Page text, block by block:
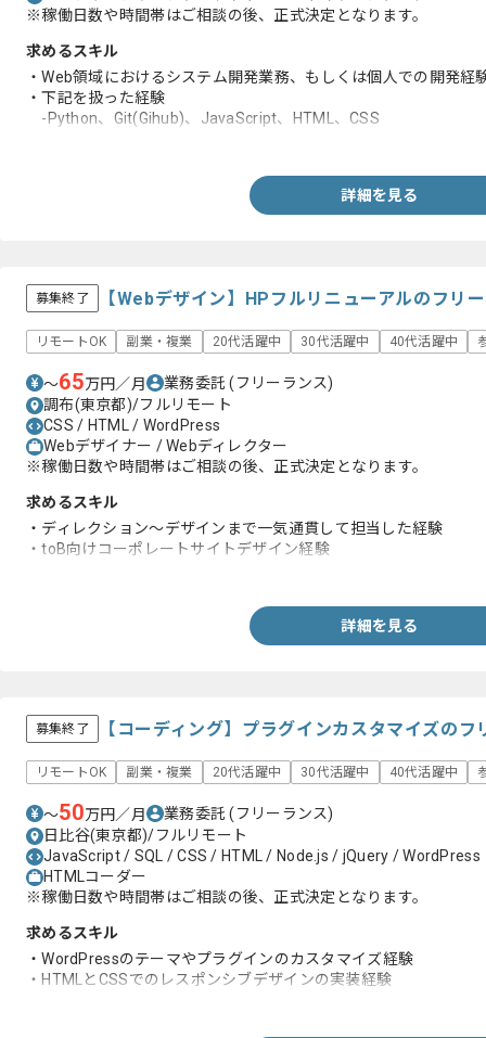
※稼働日数や時間帯はご相談の後、正式決定となります。
求めるスキル
・Web領域におけるシステム開発業務、もしくは個人での開発経
・下記を扱った経験
-Python、Git(Gihub)、JavaScript、HTML、CSS
詳細を見る
募集終了 【Webデザイン】HPフルリニューアルのフリ
リモートOK 副業・複業 20代活躍中 30代活躍中 40代活躍中
〜65万円／月 業務委託(フリーランス)
調布(東京都)/フルリモート
CSS / HTML / WordPress
Webデザイナー / Webディレクター
※稼働日数や時間帯はご相談の後、正式決定となります。
求めるスキル
・ディレクション～デザインまで一気通貫して担当した経験
・toB向けコーポレートサイトデザイン経験
詳細を見る
募集終了 【コーディング】プラグインカスタマイズの
リモートOK 副業・複業 20代活躍中 30代活躍中 40代活躍中
〜50万円／月 業務委託(フリーランス)
日比谷(東京都)/フルリモート
JavaScript / SQL / CSS / HTML / Node.js / jQuery / WordPress
HTMLコーダー
※稼働日数や時間帯はご相談の後、正式決定となります。
求めるスキル
・WordPressのテーマやプラグインのカスタマイズ経験
・HTMLとCSSでのレスポンシブデザインの実装経験